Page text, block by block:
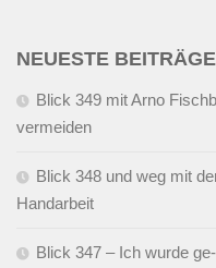
NEUESTE BEITRÄGE
Blick 349 mit Arno
vermeiden
Blick 348 und weg mit
Handarbeit
Blick 347 – Ich wurde